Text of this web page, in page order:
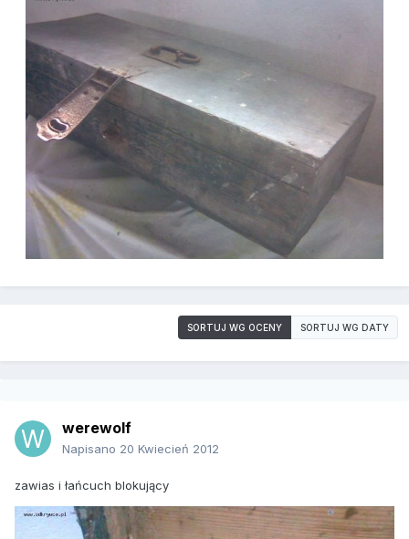
SORTUJ WG OCENY SORTUJ WG DATY
werewolf
Napisano 20 Kwiecień 2012
zawias i łańcuch blokujący